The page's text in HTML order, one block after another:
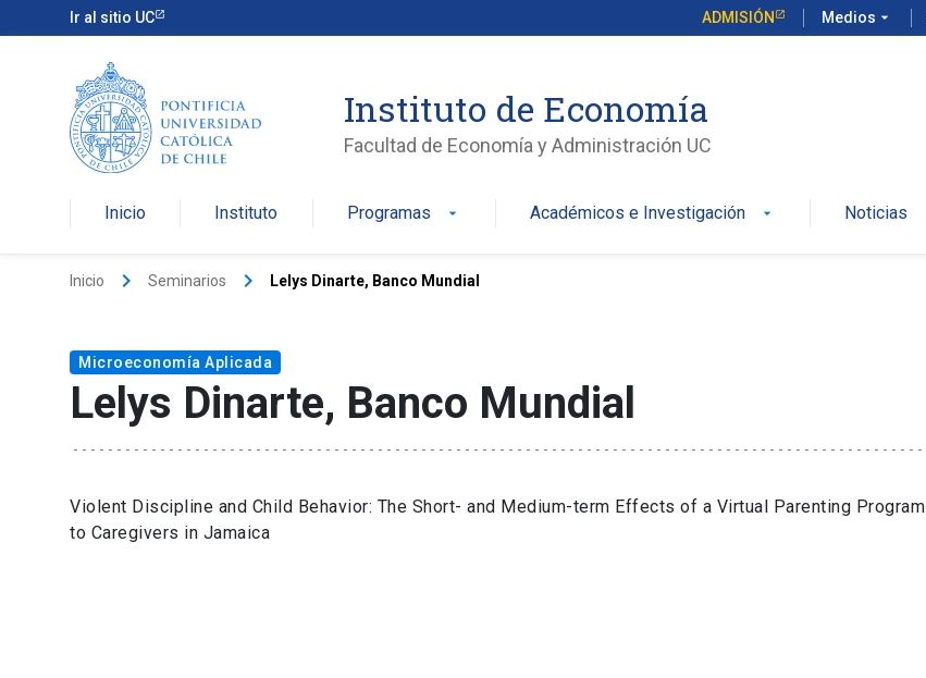
Ir al sitio UC ADMISIÓN Medios arrow_drop_down
Instituto de Economía
Facultad de Economía y Administración UC
Inicio Instituto Programas arrow_drop_down Académicos e Investigación arrow_drop_down Noticias
Inicio keyboard_arrow_right Seminarios keyboard_arrow_right Lelys Dinarte, Banco Mundial
Microeconomía Aplicada
Lelys Dinarte, Banco Mundial
Violent Discipline and Child Behavior: The Short- and Medium-term Effects of a Virtual Parenting Program
to Caregivers in Jamaica